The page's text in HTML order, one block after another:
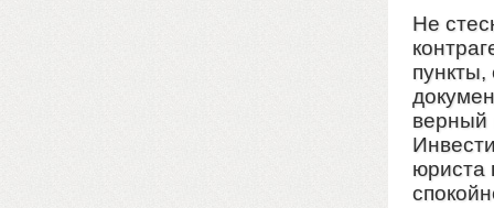
Не
верный
юриста